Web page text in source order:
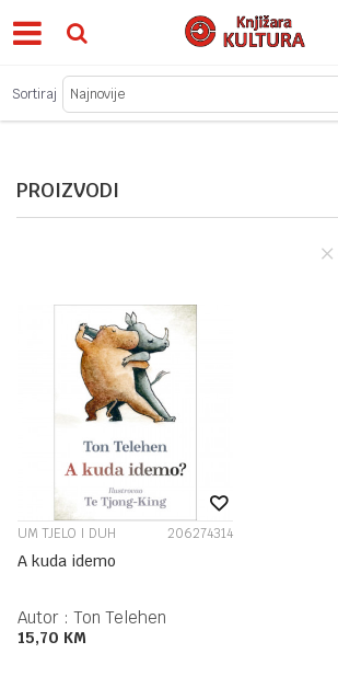
BESPLATNA ISPORUKA ZA IZNOSE
PROIZVODI
Sortiraj
UM TJELO I DUH 206274314
A kuda idemo
Autor : Ton Telehen
15,70 KM